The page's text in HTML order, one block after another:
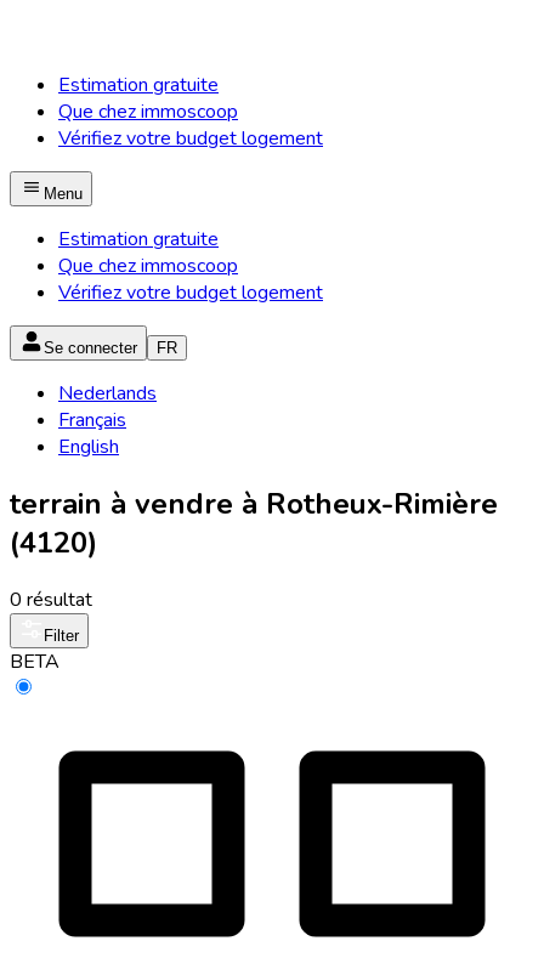
Estimation gratuite
Que chez immoscoop
Vérifiez votre budget logement
Menu
Estimation gratuite
Que chez immoscoop
Vérifiez votre budget logement
Se connecter FR
Nederlands
Français
English
terrain à vendre à Rotheux-Rimière
(4120)
0 résultat
Filter
BETA